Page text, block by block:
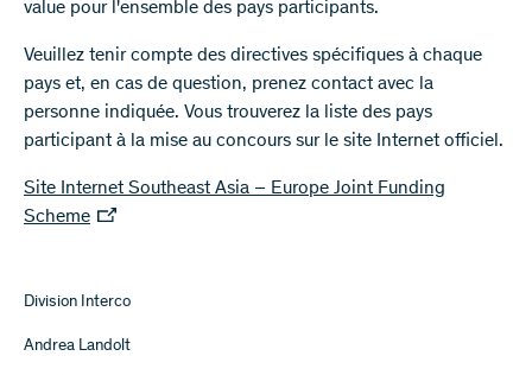
value pour l'ensemble des pays participants.
Veuillez tenir compte des directives spécifiques à chaque
pays et, en cas de question, prenez contact avec la
personne indiquée. Vous trouverez la liste des pays
participant à la mise au concours sur le site Internet officiel.
Site Internet Southeast Asia – Europe Joint Funding
Scheme
Division Interco
Andrea Landolt